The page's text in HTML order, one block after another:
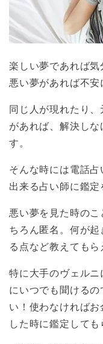
楽しい夢であれば
悪い夢があれば不安
同じ人が現れたり
があれば、解決しな
す。
そんな時には電話
出来る占い師に鑑定
悪い夢を見た時の
ちろん匿名。何が
る点など教えてもら
特に大手のヴェル
にいつでも聞ける
い！使わなければ
した時に鑑定しても